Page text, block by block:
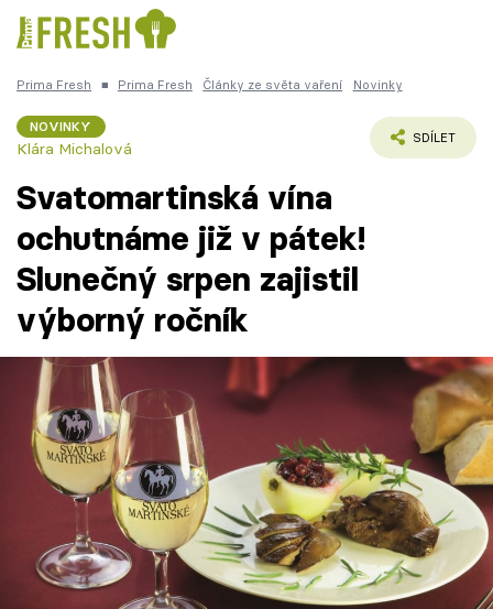
Čokoláda
Témata
Recepty
Články
TV Program
Škola vaření
Recepty z TV
Prima Fresh ■ Prima Fresh Články ze světa vaření Novinky
NOVINKY
Klára Michalová
SDÍLET
Svatomartinská vína
ochutnáme již v pátek!
Slunečný srpen zajistil
výborný ročník